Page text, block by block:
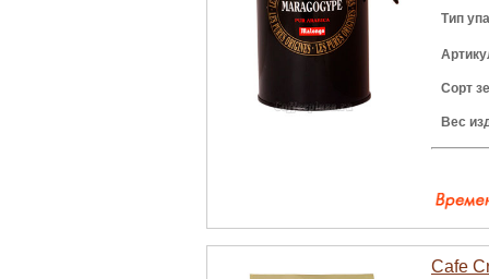
Тип
Сорт
Вес
Cafe